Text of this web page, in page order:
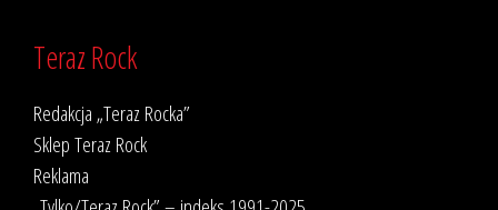
Teraz Rock
Redakcja „Teraz Rocka”
Sklep Teraz Rock
Reklama